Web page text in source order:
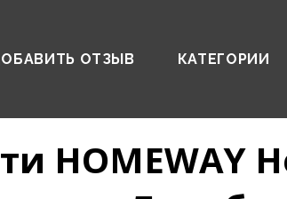
ОТЗЫВ КАТЕГОРИИ
HOMEWAY